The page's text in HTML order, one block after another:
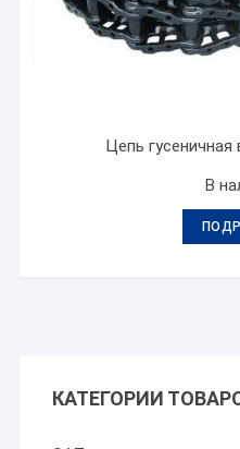
Цепь
В
КАТЕГОРИИ